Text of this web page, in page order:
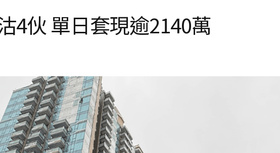
4伙 單日套現逾2140萬